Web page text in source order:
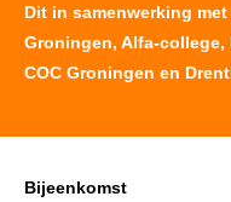
Dit in samenwerking
Groningen, Alfa-
COC Groningen en
Bijeenkomst